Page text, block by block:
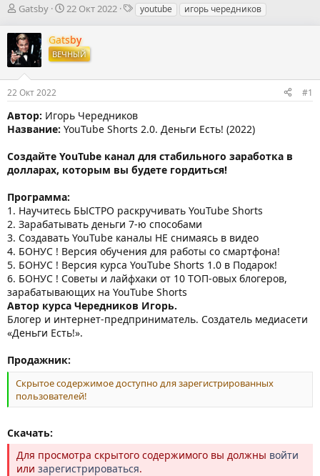
А
т
о
р
м
ы
Gatsby
Д
т
а
н
а
л
а
22 Окт 2022
Тyoutube игорь чередников
Gatsby
ВЕЧНЫЙ
22 Окт 2022 #1
Автор: Игорь Чередников
Название: YouTube Shorts 2.0. Деньги Есть! (2022)
Создайте YouTube канал для стабильного заработка в
долларах, которым вы будете гордиться!
Программа:
1. Научитесь БЫСТРО раскручивать YouTube Shorts
2. Зарабатывать деньги 7-ю способами
3. Создавать YouTube каналы НЕ снимаясь в видео
4. БОНУС ! Версия обучения для работы со смартфона!
5. БОНУС ! Версия курса YouTube Shorts 1.0 в Подарок!
6. БОНУС ! Советы и лайфхаки от 10 ТОП-овых блогеров,
зарабатывающих на YouTube Shorts
Автор курса Чередников Игорь.
Блогер и интернет-предприниматель. Создатель медиасети
«Деньги Есть!».
Продажник:
Скрытое содержимое доступно для зарегистрированных
пользователей!
Скачать:
Для просмотра скрытого содержимого вы должны войти
или зарегистрироваться.